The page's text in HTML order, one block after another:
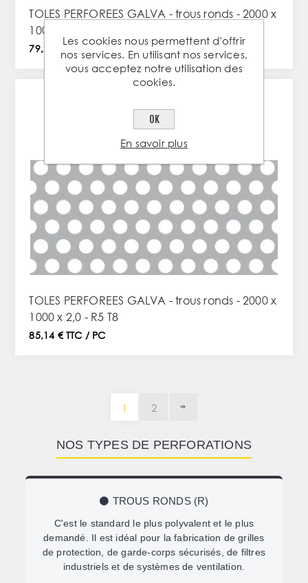
TOLES PERFOREES GALVA - trous ronds - 2000 x
1000 x 2 - R10 T15
79,20 € TTC / PC
TOLES PERFOREES GALVA - trous ronds - 2000 x
1000 x 2,0 - R5 T8
85,14 € TTC / PC
1 2
NOS TYPES DE PERFORATIONS
⚫ TROUS RONDS (R)
C'est le standard le plus polyvalent et le plus
demandé. Il est idéal pour la fabrication de grilles
de protection, de garde-corps sécurisés, de filtres
industriels et de systèmes de ventilation.
Les cookies nous permettent d'offrir
nos services. En utilisant nos services,
vous acceptez notre utilisation des
cookies.
OK
En savoir plus